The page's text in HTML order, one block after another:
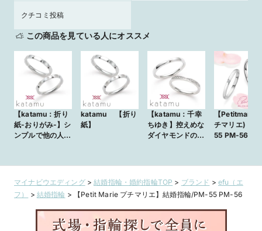
クチコミ投稿
この商品を見ている人にオススメ
【katamu：折り
紙-おりがみ-】シ
ンプルで他の人と
katamu 【折り
紙】
【katamu：千幸
ちゆき】控えめな
ダイヤモンドの輝
絞り込みのあるデ
ザインの結婚指輪
【Petitmarie(
チマリエ)：
55 PM-56】
プルデザイン
リッジリング
マイナビウエディング>結婚指輪・婚約指輪TOP > ブランド > efu（エ
フ）
> 結婚指輪 > 【Petit Marie プチマリエ】結婚指輪/PM-55 PM-56